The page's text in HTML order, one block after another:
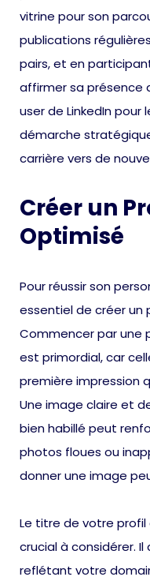
vitrine pour son
publications
pairs, et en
affirmer sa présence
user de LinkedIn
démarche
carrière vers de
Créer un
Optimisé
Pour réussir son
essentiel de créer un
Commencer par une
est primordial, car
première impression
Une image claire et
bien habillé peut
photos floues ou
donner une image
Le titre de votre
crucial à considérer.
reflétant votre